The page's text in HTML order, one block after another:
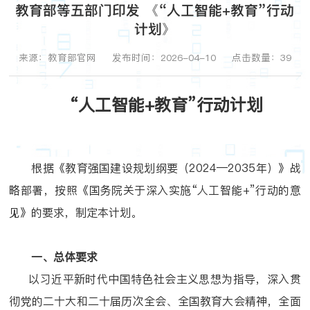
教育部等五部门印发 《“人工智能+教育”行动
计划》
来源：教育部官网 发布时间：2026-04-10 点击数量： 39
“人工智能+教育”行动计划
根据《教育强国建设规划纲要（2024—2035年）》战
略部署，按照《国务院关于深入实施“人工智能+”行动的意
见》的要求，制定本计划。
一、总体要求
以习近平新时代中国特色社会主义思想为指导，深入贯
彻党的二十大和二十届历次全会、全国教育大会精神，全面